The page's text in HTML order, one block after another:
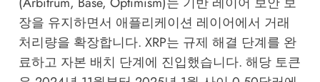
장을 유지하면서 애플리케이션 레이어에서 거래
처리량을 확장합니다. XRP는 규제 해결 단계를 완
료하고 자본 배치 단계에 진입했습니다. 해당 토큰